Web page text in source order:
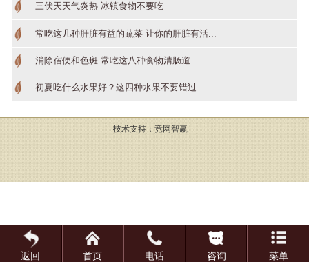
三伏天天气炎热 冰镇食物不要吃
常吃这几种肝脏有益的蔬菜 让你的肝脏有活...
消除宿便和色斑 常吃这八种食物清肠道
初夏吃什么水果好？这四种水果不要错过
技术支持： 竞网智赢
返回 首页 电话 咨询 菜单